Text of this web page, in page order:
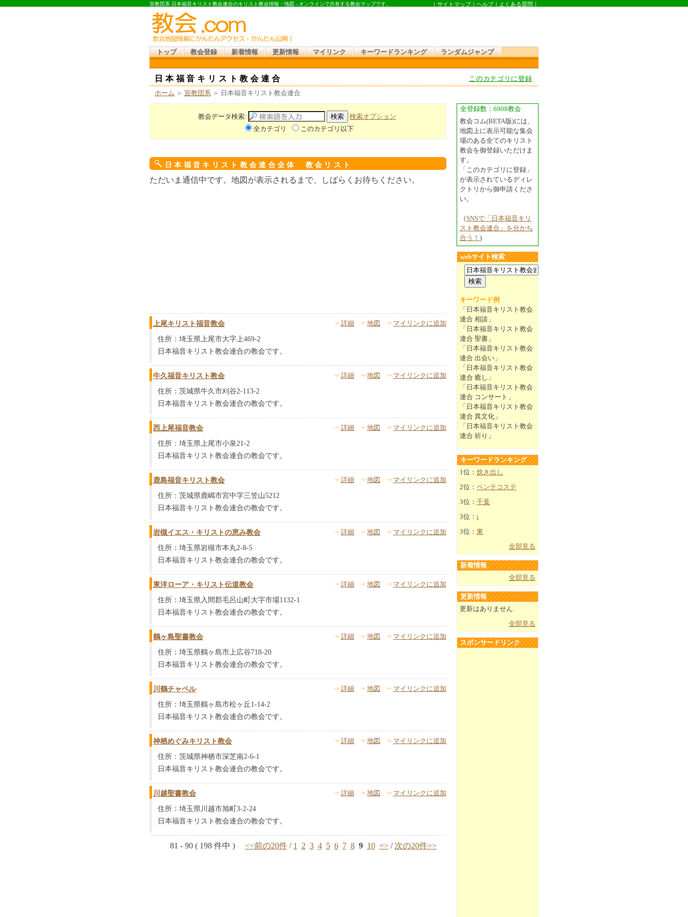
宣教団系 日本福音キリスト教会連合のキリスト教会情報・地図 - オンラインで共有する教会マップです。 ｜ サイトマップ｜ ヘルプ｜ よくある質問 ｜
トップ 教会登録 新着情報 更新情報 マイリンク キーワードランキング ランダムジャンプ
日本福音キリスト教会連合
このカテゴリに登録
ホーム ＞ 宣教団系 ＞ 日本福音キリスト教会連合
教会データ検索:
検索オプション
全カテゴリ
このカテゴリ以下
日本福音キリスト教会連合全体 教会リスト
ただいま通信中です。地図が表示されるまで、しばらくお待ちください。
上尾キリスト福音教会 詳細 地図 マイリンクに追加
住所：埼玉県上尾市大字上469-2
日本福音キリスト教会連合の教会です。
牛久福音キリスト教会 詳細 地図 マイリンクに追加
住所：茨城県牛久市刈谷2-113-2
日本福音キリスト教会連合の教会です。
西上尾福音教会 詳細 地図 マイリンクに追加
住所：埼玉県上尾市小泉21-2
日本福音キリスト教会連合の教会です。
鹿島福音キリスト教会 詳細 地図 マイリンクに追加
住所：茨城県鹿嶋市宮中字三笠山5212
日本福音キリスト教会連合の教会です。
岩槻イエス・キリストの恵み教会 詳細 地図 マイリンクに追加
住所：埼玉県岩槻市本丸2-8-5
日本福音キリスト教会連合の教会です。
東洋ローア・キリスト伝道教会 詳細 地図 マイリンクに追加
住所：埼玉県入間郡毛呂山町大字市場1132-1
日本福音キリスト教会連合の教会です。
鶴ヶ島聖書教会 詳細 地図 マイリンクに追加
住所：埼玉県鶴ヶ島市上広谷718-20
日本福音キリスト教会連合の教会です。
川鶴チャペル 詳細 地図 マイリンクに追加
住所：埼玉県鶴ヶ島市松ヶ丘1-14-2
日本福音キリスト教会連合の教会です。
神栖めぐみキリスト教会 詳細 地図 マイリンクに追加
住所：茨城県神栖市深芝南2-6-1
日本福音キリスト教会連合の教会です。
川越聖書教会 詳細 地図 マイリンクに追加
住所：埼玉県川越市旭町3-2-24
日本福音キリスト教会連合の教会です。
81 - 90 ( 198 件中 ) <<前の20件/ 1 2 3 4 5 6 7 8 9 10 =>/ 次の20件>>
全登録数：6908教会
教会コム(BETA版)には、
地図上に表示可能な集会
場のある全てのキリスト
教会を御登録いただけま
す。
「このカテゴリに登録」
が表示されているディレ
クトリから御申請くださ
い。
（SNSで「日本福音キリ
スト教会連合」を分かち
合う！ )
webサイト検索
キーワード例
「日本福音キリスト教会
連合 相談」
「日本福音キリスト教会
連合 聖書」
「日本福音キリスト教会
連合 出会い」
「日本福音キリスト教会
連合 癒し」
「日本福音キリスト教会
連合 コンサート」
「日本福音キリスト教会
連合 異文化」
「日本福音キリスト教会
連合 祈り」
キーワードランキング
1位： 炊き出し
2位： ペンテコステ
3位： 千葉
3位： i
3位： 東
全部見る
新着情報
全部見る
更新情報
更新はありません
全部見る
スポンサードリンク